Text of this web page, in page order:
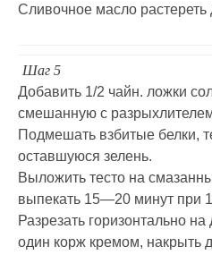
Сливочное масло растереть
Шаг 5
Добавить 1/2 чайн. ложки
смешанную с
Подмешать взбитые белки,
оставшуюся зелень.
Выложить тесто на
выпекать 15—20 минут при
Разрезать горизонтально
один корж кремом, накрыть